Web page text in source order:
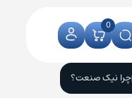
0
چرا نیک صنعت؟